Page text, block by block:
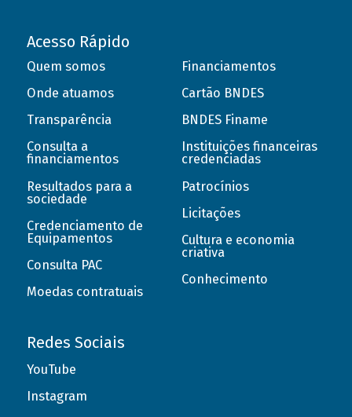
Acesso Rápido
Quem somos
Onde atuamos
Transparência
Consulta a
financiamentos
Resultados para a
sociedade
Credenciamento de
Equipamentos
Consulta PAC
Moedas contratuais
Financiamentos
Cartão BNDES
BNDES Finame
Instituições financeiras
credenciadas
Patrocínios
Licitações
Cultura e economia
criativa
Conhecimento
Redes Sociais
YouTube
Instagram